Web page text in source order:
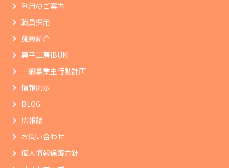
利用のご案内
職員採用
施設紹介
菓子工房IBUKI
一般事業主行動計画
情報開示
BLOG
広報誌
お問い合わせ
個人情報保護方針